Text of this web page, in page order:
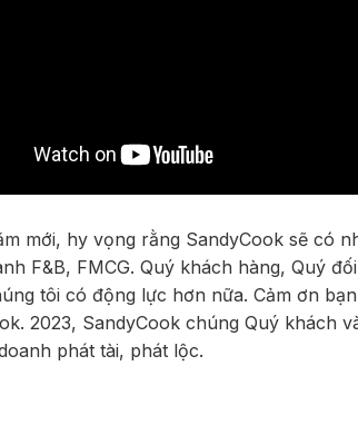
mới, hy vọng rằng SandyCook sẽ có
F&B, FMCG. Quý khách hàng, Quý
tôi có động lực hơn nữa. Cảm ơn
2023, SandyCook chúng Quý khách
phát tài, phát lộc.